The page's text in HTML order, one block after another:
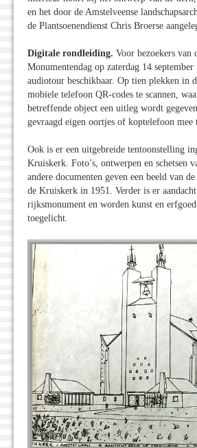
en het door de Amstelveense
de Plantsoenendienst Chris Broerse
Digitale rondleiding. Voor bezoekers van
Monumentendag op zaterdag 14 september
audiotour beschikbaar. Op tien plekken in
mobiele telefoon QR-codes te scannen,
betreffende object een uitleg wordt
gevraagd eigen oortjes of koptelefoon mee
Ook is er een uitgebreide tentoonstelling
Kruiskerk. Foto’s, ontwerpen en schetsen
andere documenten geven een beeld van
de Kruiskerk in 1951. Verder is er
rijksmonument en worden kunst en
toegelicht.